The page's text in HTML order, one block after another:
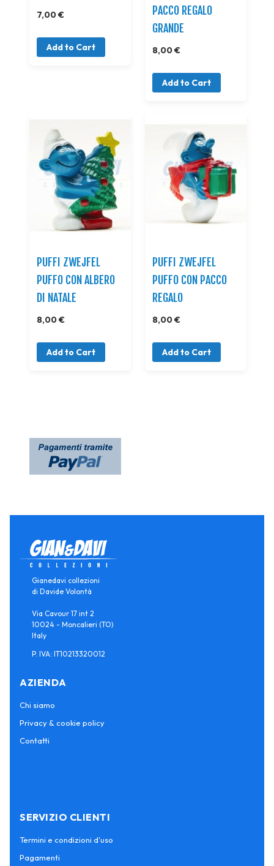
7,00 €
Add to Cart
PACCO REGALO
GRANDE
8,00 €
Add to Cart
PUFFI ZWEJFEL
PUFFO CON ALBERO
DI NATALE
8,00 €
Add to Cart
PUFFI ZWEJFEL
PUFFO CON PACCO
REGALO
8,00 €
Add to Cart
Gianedavi collezioni
di Davide Volontà
Via Cavour 17 int 2
10024 - Moncalieri (TO)
Italy
P. IVA: IT10213320012
AZIENDA
Chi siamo
Privacy & cookie policy
Contatti
SERVIZIO CLIENTI
Termini e condizioni d'uso
Pagamenti